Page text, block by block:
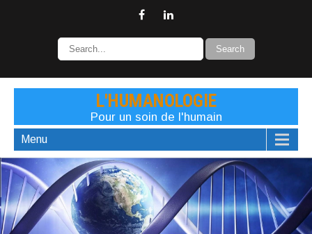
L'HUMANOLOGIE
Pour un soin de l'humain
Menu